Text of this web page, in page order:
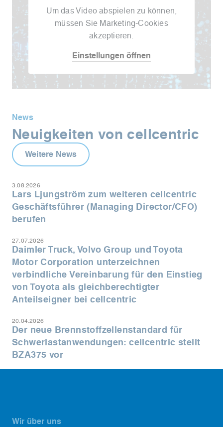
Um das Video abspielen zu können,
müssen Sie Marketing-Cookies
akzeptieren.
Einstellungen öffnen
News
Neuigkeiten von cellcentric
Weitere News
3.08.2026
Lars Ljungström zum weiteren cellcentric
Geschäftsführer (Managing Director/CFO)
berufen
27.07.2026
Daimler Truck, Volvo Group und Toyota
Motor Corporation unterzeichnen
verbindliche Vereinbarung für den Einstieg
von Toyota als gleichberechtigter
Anteilseigner bei cellcentric
20.04.2026
Der neue Brennstoffzellenstandard für
Schwerlastanwendungen: cellcentric stellt
BZA375 vor
Wir über uns